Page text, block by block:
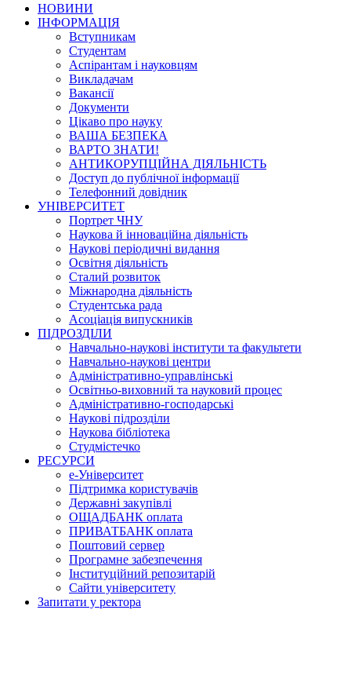
НОВИНИ
ІНФОРМАЦІЯ
Вступникам
Студентам
Аспірантам і науковцям
Викладачам
Вакансії
Документи
Цікаво про науку
ВАША БЕЗПЕКА
ВАРТО ЗНАТИ!
АНТИКОРУПЦІЙНА ДІЯЛЬНІСТЬ
Доступ до публічної інформації
Телефонний довідник
УНІВЕРСИТЕТ
Портрет ЧНУ
Наукова й інноваційна діяльність
Наукові періодичні видання
Освітня діяльність
Сталий розвиток
Міжнародна діяльність
Студентська рада
Асоціація випускників
ПІДРОЗДІЛИ
Навчально-наукові інститути та факультети
Навчально-наукові центри
Адміністративно-управлінські
Освітньо-виховний та науковий процес
Адміністративно-господарські
Наукові підрозділи
Наукова бібліотека
Студмістечко
РЕСУРСИ
е-Університет
Підтримка користувачів
Державні закупівлі
ОЩАДБАНК оплата
ПРИВАТБАНК оплата
Поштовий сервер
Програмне забезпечення
Інституційний репозитарій
Сайти університету
Запитати у ректора